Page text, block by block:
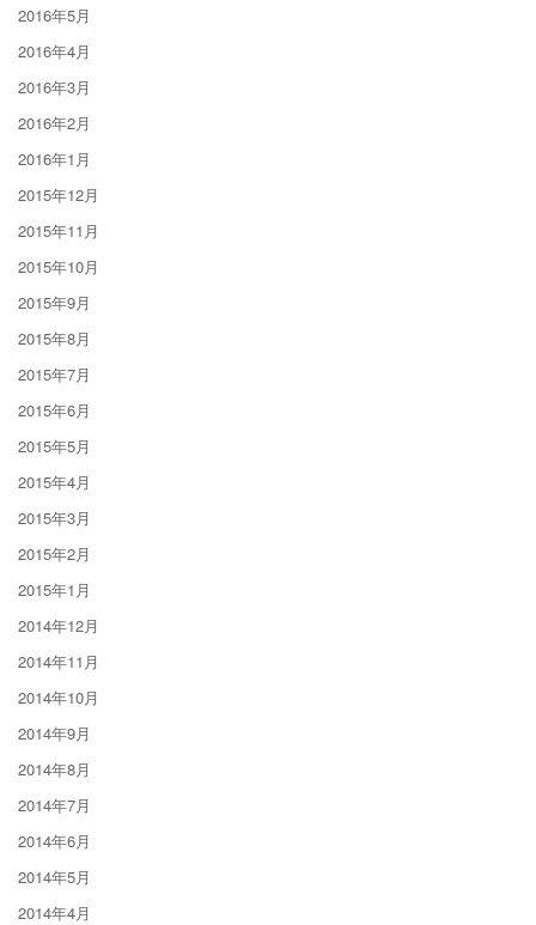
2016年5月
2016年4月
2016年3月
2016年2月
2016年1月
2015年12月
2015年11月
2015年10月
2015年9月
2015年8月
2015年7月
2015年6月
2015年5月
2015年4月
2015年3月
2015年2月
2015年1月
2014年12月
2014年11月
2014年10月
2014年9月
2014年8月
2014年7月
2014年6月
2014年5月
2014年4月